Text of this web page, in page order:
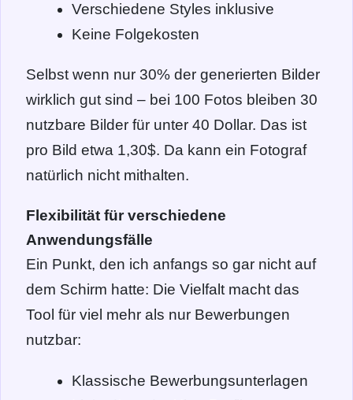
Verschiedene Styles inklusive
Keine Folgekosten
Selbst wenn nur 30% der generierten Bilder
wirklich gut sind – bei 100 Fotos bleiben 30
nutzbare Bilder für unter 40 Dollar. Das ist
pro Bild etwa 1,30$. Da kann ein Fotograf
natürlich nicht mithalten.
Flexibilität für verschiedene
Anwendungsfälle
Ein Punkt, den ich anfangs so gar nicht auf
dem Schirm hatte: Die Vielfalt macht das
Tool für viel mehr als nur Bewerbungen
nutzbar:
Klassische Bewerbungsunterlagen